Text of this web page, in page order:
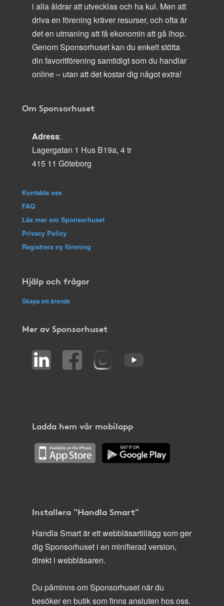
i alla åldrar att utvecklas och ha kul. Men att
driva en förening kräver resurser, och ofta är
det en utmaning att få ekonomin att gå ihop.
Genom Sponsorhuset kan du enkelt stötta
din favoritförening samtidigt som du handlar
online – utan att det kostar dig något extra!
Om Sponsorhuset
Adress:
Lagergatan 1 Hus B19a, 4 tr
415 11 Göteborg
Kontakta oss
FAQ
Läs mer om Sponsorhuset
Privacy Policy
Registrera ny förening
Hjälp och frågor
Skapa ett ärende
Mer av Sponsorhuset
Ladda hem vår mobilapp
Installera "Handla Smart"
Handla Smart är ett webbläsartillägg som ger
dig Sponsorhuset i en minifierad version,
direkt i webbläsaren.
Du påminns om Sponsorhuset när du
besöker en butik som finns ansluten hos oss.